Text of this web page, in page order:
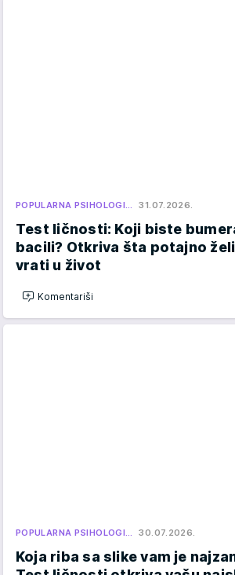
POPULARNA PSIHOLOGI… 31.07.2026.
Test ličnosti: Koji biste
bacili? Otkriva šta potajno
vrati u život
Komentariši
POPULARNA PSIHOLOGI… 30.07.2026.
Koja riba sa slike vam je